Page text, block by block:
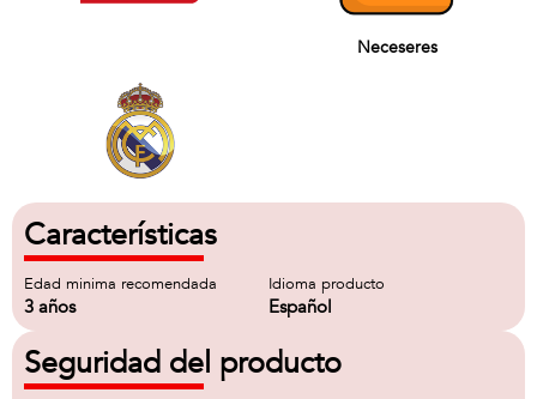
Neceseres
Características
Edad minima recomendada
3 años
Idioma producto
Español
Seguridad del producto